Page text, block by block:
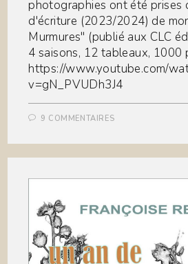
photographies ont été prises
d'écriture (2023/2024) de
Murmures" (publié aux CLC
4 saisons, 12 tableaux, 1000
https://www.youtube.com/
v=gN_PVUDh3J4
9 COMMENTAIRES